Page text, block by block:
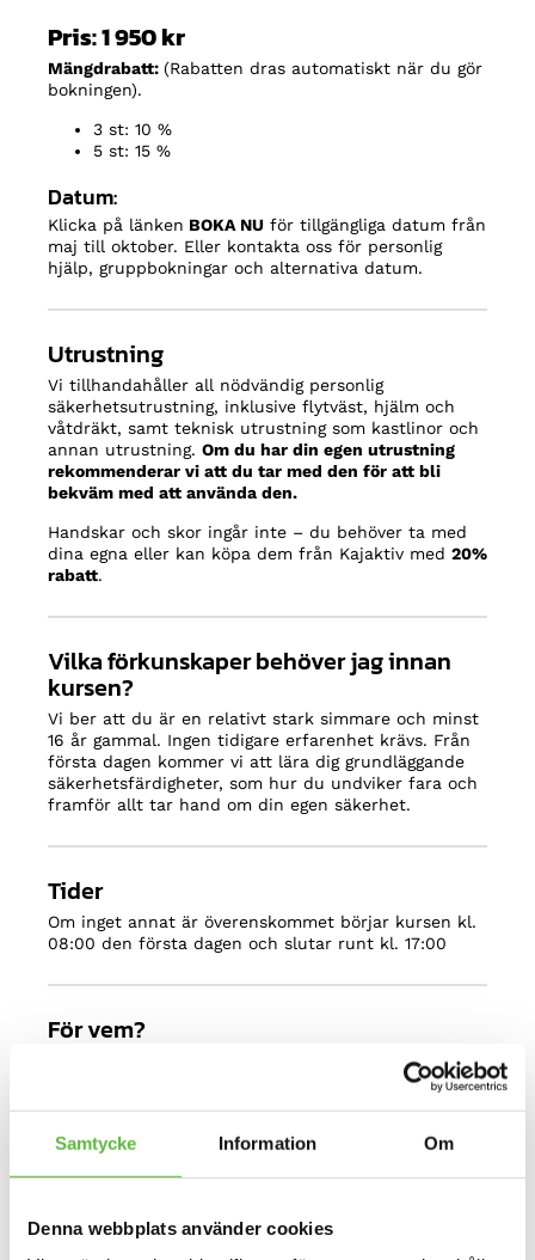
Samtycke Information Om
Denna webbplats använder cookies
Pris: 1 950 kr
Mängdrabatt: (Rabatten dras automatiskt när du gör
bokningen).
3 st: 10 %
5 st: 15 %
Datum:
Klicka på länken BOKA NU för tillgängliga datum från
maj till oktober. Eller kontakta oss för personlig
hjälp, gruppbokningar och alternativa datum.
Utrustning
Vi tillhandahåller all nödvändig personlig
säkerhetsutrustning, inklusive flytväst, hjälm och
våtdräkt, samt teknisk utrustning som kastlinor och
annan utrustning. Om du har din egen utrustning
rekommenderar vi att du tar med den för att bli
bekväm med att använda den.
Handskar och skor ingår inte – du behöver ta med
dina egna eller kan köpa dem från Kajaktiv med 20%
rabatt.
Vilka förkunskaper behöver jag innan
kursen?
Vi ber att du är en relativt stark simmare och minst
16 år gammal. Ingen tidigare erfarenhet krävs. Från
första dagen kommer vi att lära dig grundläggande
säkerhetsfärdigheter, som hur du undviker fara och
framför allt tar hand om din egen säkerhet.
Tider
Om inget annat är överenskommet börjar kursen kl.
08:00 den första dagen och slutar runt kl. 17:00
För vem?
Den här kursen är avsedd för alla som kan hamna i
strömmande vatten, vare sig de är forsäventyrare,
räddningspersonal.
Varför Kajaktiv?